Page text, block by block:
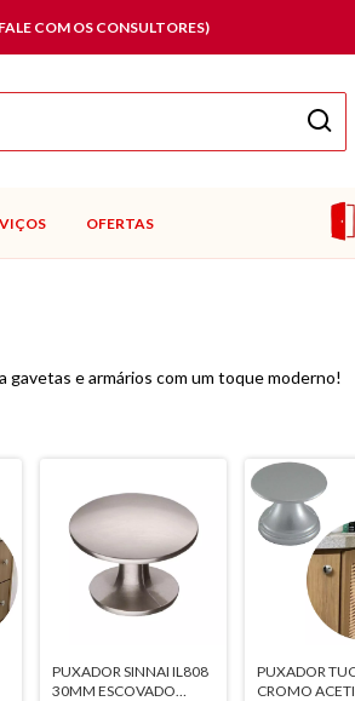
COM OS CONSULTORES)
OFERTAS
e armários com um toque moderno!
PUXADOR SINNAI IL808
30MM ESCOVADO
PUXADOR
CROMO